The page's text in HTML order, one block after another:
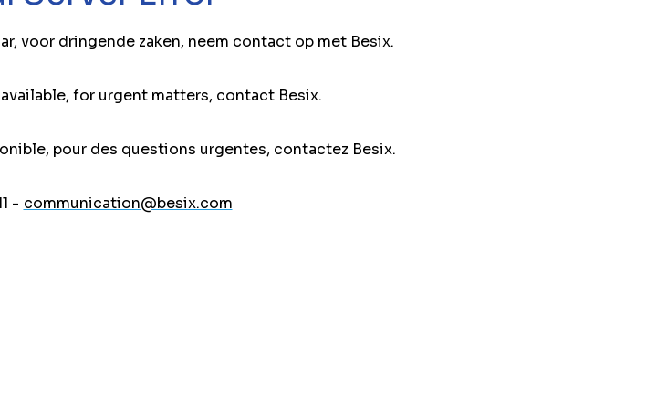
voor dringende zaken, neem contact op met Besix.
for urgent matters, contact Besix.
pour des questions urgentes, contactez Besix.
- communication@besix.com